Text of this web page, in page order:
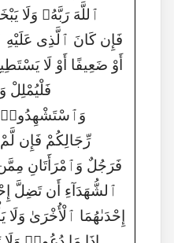
ٱللَّهَ رَبَّهُۥ وَلَا
فَإِن كَانَ ٱلَّذِى
أَوْ ضَعِيفًا أَوْ لَا
فَلْيُمْلِلْ
وَٱسْتَشْهِدُوا۟
رِّجَالِكُمْ فَإِن
فَرَجُلٌ وَٱمْرَأَتَانِ
ٱلشُّهَدَآءِ أَن تَضِلَّ
إِحْدَىٰهُمَا ٱلْأُخْرَىٰ